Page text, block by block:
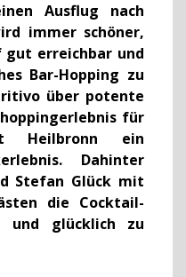
Ausflug nach
immer schöner,
gut erreichbar und
Bar-Hopping zu
über potente
für
Heilbronn ein
Dahinter
Stefan Glück mit
die Cocktail-
und glücklich zu